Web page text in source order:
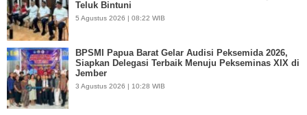
Teluk Bintuni
5 Agustus 2026 | 08:22 WIB
BPSMI Papua Barat Gelar Audisi Peksemida 2026,
Siapkan Delegasi Terbaik Menuju Pekseminas XIX di
Jember
3 Agustus 2026 | 10:28 WIB